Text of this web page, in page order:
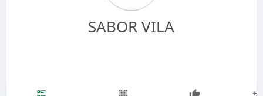
SABOR VILA